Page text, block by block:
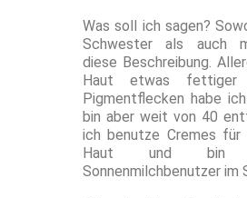
Was soll ich sagen?
Schwester als auch
diese Beschreibung.
Haut etwas fettiger
Pigmentflecken habe
bin aber weit von 40
ich benutze Cremes für
Haut und bin
Sonnenmilchbenutzer im